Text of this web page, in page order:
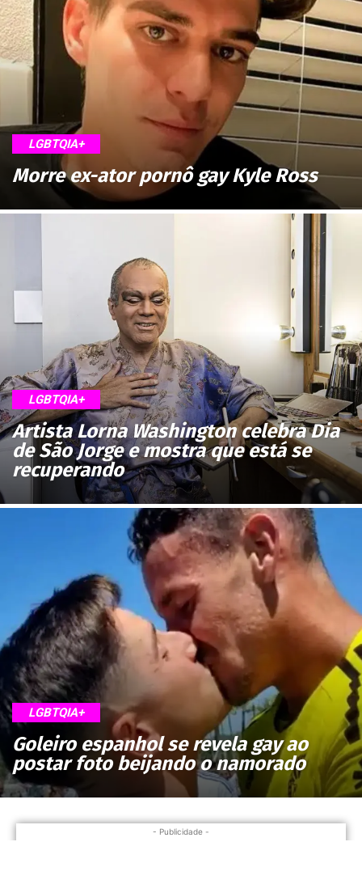
LGBTQIA+
Morre ex-ator pornô gay Kyle Ross
LGBTQIA+
Artista Lorna Washington celebra Dia
de São Jorge e mostra que está se
recuperando
LGBTQIA+
Goleiro espanhol se revela gay ao
postar foto beijando o namorado
- Publicidade -